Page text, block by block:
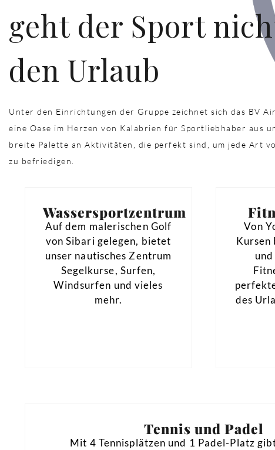
geht der Sport
den Urlaub
Unter den Einrichtungen der Gruppe zeichnet sich das BV
eine Oase im Herzen von Kalabrien für Sportliebhaber aus
breite Palette an Aktivitäten, die perfekt sind, um jede Art
zu befriedigen.
Wassersportzentrum
Auf dem malerischen Golf
von Sibari gelegen, bietet
unser nautisches Zentrum
Segelkurse, Surfen,
Windsurfen und vieles
mehr.
Von
Kursen
des
Tennis und Padel
Mit 4 Tennisplätzen und 1 Padel-Platz